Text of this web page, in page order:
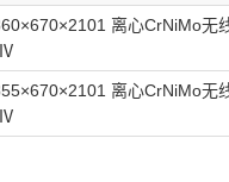
离心CrNiMo无
离心CrNiMo无